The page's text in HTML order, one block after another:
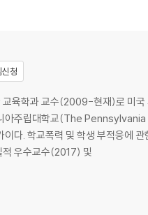
유형
적 이해
청
교육학과 교수(2009-현재)로
아주립대학교(The
다. 학교폭력 및 학생 부적응에
적 우수교수(2017) 및